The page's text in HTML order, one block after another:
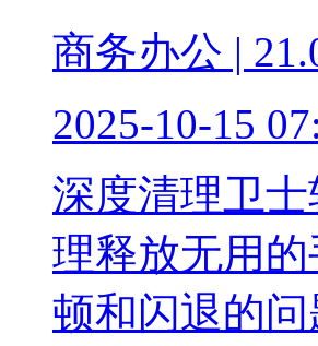
商务办公 |
2025-10-15
深度清理卫
理释放无用
顿和闪退的